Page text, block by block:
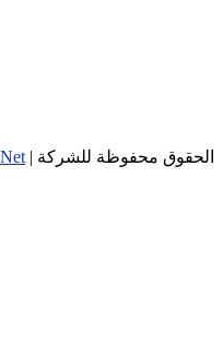
الحقوق محفوظة للشركة | development by